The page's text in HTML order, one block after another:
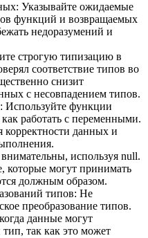
Указывайте ожидаемые
функций и возвращаемых
недоразумений и
строгую типизацию в
соответствие типов во
снизит
с несовпадением типов.
Используйте функции
работать с переменными.
корректности данных и
используя null.
которые могут принимать
должным образом.
типов: Не
преобразование типов.
данные могут
так как это может